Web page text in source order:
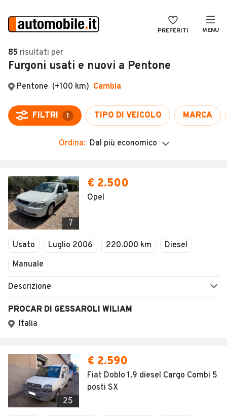
PREFERITI MENU
Auto
Auto usate
Auto Km 0
Auto Nuove
Noleggio a lungo termine
Moto
Camper
Veicoli Commerciali
Concessionari
VENDI
MAGAZINE
ACCEDI
85 risultati per
Furgoni usati e nuovi a Pentone
Ordina: Dal più economico
7
€ 2.500
Opel
Usato Luglio 2006 220.000 km
Diesel
Manuale
Descrizione
PROCAR DI GESSAROLI WILIAM
Italia
25
€ 2.590
Fiat Doblo 1.9 diesel Cargo Combi 5
posti SX